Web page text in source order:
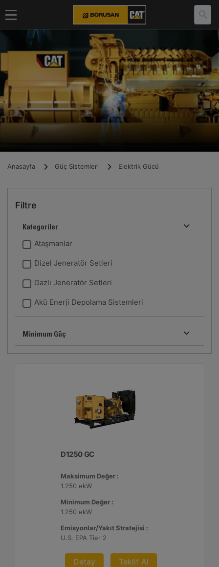
Anasayfa Güç Sistemleri Elektrik Gücü
Filtre
Kategoriler
Ataşmanlar
Dizel Jeneratör Setleri
Gazlı Jeneratör Setleri
Akü Enerji Depolama Sistemleri
Minimum Güç
D1250 GC
Maksimum Değer :
1.250 ekW
Minimum Değer :
1.250 ekW
Emisyonlar/Yakıt Stratejisi :
U.S. EPA Tier 2
Detay Teklif Al